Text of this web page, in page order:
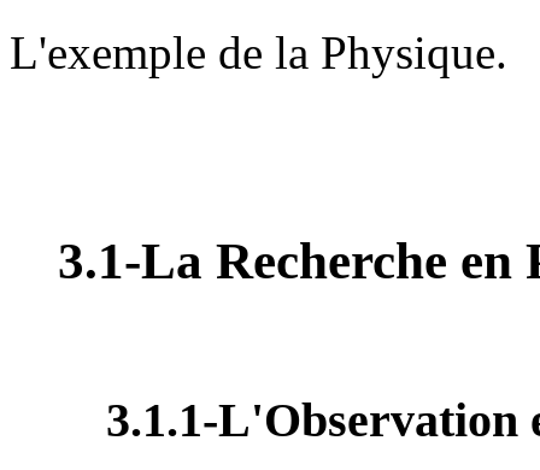
L'exemple de la Physique.
3.1-La Recherche en
3.1.1-L'Observation